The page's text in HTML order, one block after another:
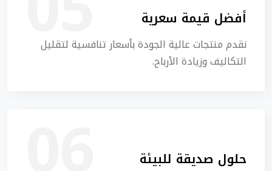
أفضل قيمة سعرية
نقدم منتجات عالية الجودة بأسعار تنافسية لتقليل
التكاليف وزيادة الأرباح.
حلول صديقة للبيئة